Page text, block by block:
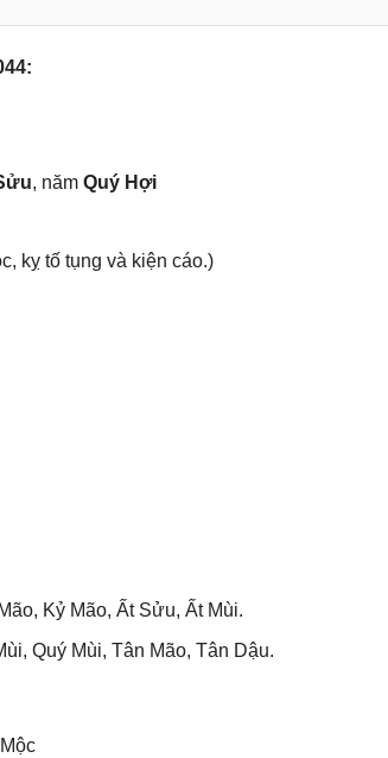
, năm Quý Hợi
kỵ tố tụnɡ và kiện cáo.)
Kỷ Mão, Ất Sửu, Ất Mùi.
Quý Mùi, Tân Mão, Tân Dậu.